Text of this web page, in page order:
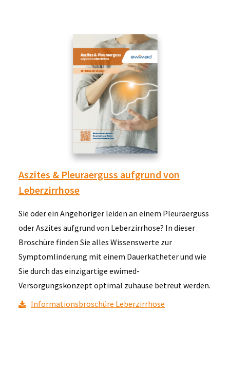
Aszites & Pleuraerguss aufgrund von
Leberzirrhose
Sie oder ein Angehöriger leiden an einem Pleuraerguss
oder Aszites aufgrund von Leberzirrhose? In dieser
Broschüre finden Sie alles Wissenswerte zur
Symptomlinderung mit einem Dauerkatheter und wie
Sie durch das einzigartige ewimed-
Versorgungskonzept optimal zuhause betreut werden.
Informationsbroschüre Leberzirrhose